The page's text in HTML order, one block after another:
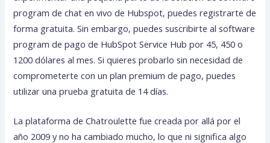
program de chat en vivo de Hubspot, puedes registrarte de
forma gratuita. Sin embargo, puedes suscribirte al software
program de pago de HubSpot Service Hub por 45, 450 o
1200 dólares al mes. Si quieres probarlo sin necesidad de
comprometerte con un plan premium de pago, puedes
utilizar una prueba gratuita de 14 días.
La plataforma de Chatroulette fue creada por allá por el
año 2009 y no ha cambiado mucho, lo que ni significa algo